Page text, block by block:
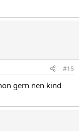
#15
gern nen kind